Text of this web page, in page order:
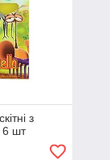
з
6 шт